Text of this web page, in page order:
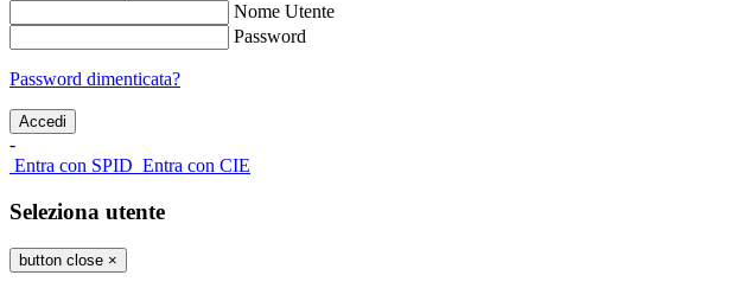
Nome Utente
Password
Password dimenticata?
-
Entra con SPID Entra con CIE
Seleziona utente
button close ×